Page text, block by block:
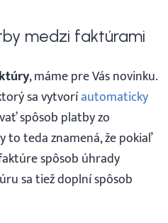
medzi faktúrami
, máme pre Vás novinku.
sa vytvoríautomaticky
spôsob platby zo
to teda znamená, že pokiaľ
spôsob úhrady
sa tiež doplní spôsob